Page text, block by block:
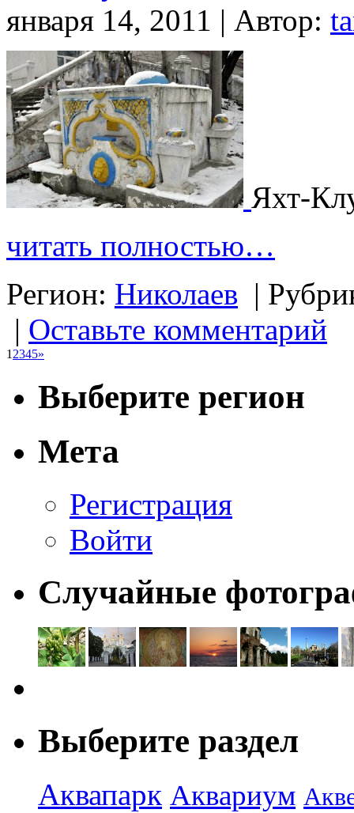
января 14, 2011 | Автор:
Яхт-
читать полностью…
Регион: Николаев |
| Оставьте комментарий
1 2345»
Выберите регион
Мета
Регистрация
Войти
Случайные
Выберите раздел
Аквапарк Аквариум